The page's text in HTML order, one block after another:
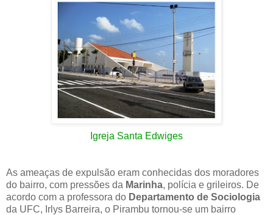
Igreja Santa Edwiges
As ameaças de expulsão eram conhecidas dos moradores
do bairro, com pressões da Marinha, polícia e grileiros. De
acordo com a professora do Departamento de Sociologia
da UFC, Irlys Barreira, o Pirambu tornou-se um bairro